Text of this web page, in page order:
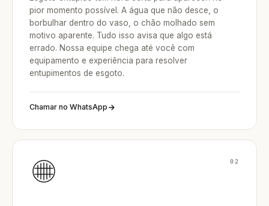
pior momento possível. A água que não desce, o
borbulhar dentro do vaso, o chão molhado sem
motivo aparente. Tudo isso avisa que algo está
errado. Nossa equipe chega até você com
equipamento e experiência para resolver
entupimentos de esgoto.
Chamar no WhatsApp
02